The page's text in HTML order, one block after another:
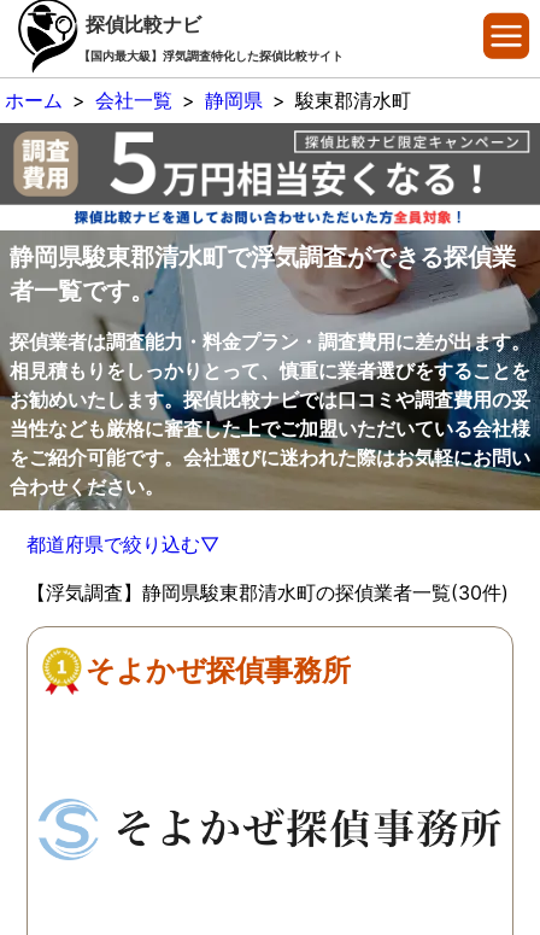
探偵比較ナビ
【国内最大級】浮気調査特化した探偵比較サイト
ホーム > 会社一覧 > 静岡県 > 駿東郡清水町
静岡県駿東郡清水町で浮気調査ができる探偵業
者一覧です。
探偵業者は調査能力・料金プラン・調査費用に差が出ます。
相見積もりをしっかりとって、慎重に業者選びをすることを
お勧めいたします。探偵比較ナビでは口コミや調査費用の妥
当性なども厳格に審査した上でご加盟いただいている会社様
をご紹介可能です。会社選びに迷われた際はお気軽にお問い
合わせください。
都道府県で絞り込む▽
【浮気調査】静岡県駿東郡清水町の探偵業者一覧(30件)
そよかぜ探偵事務所